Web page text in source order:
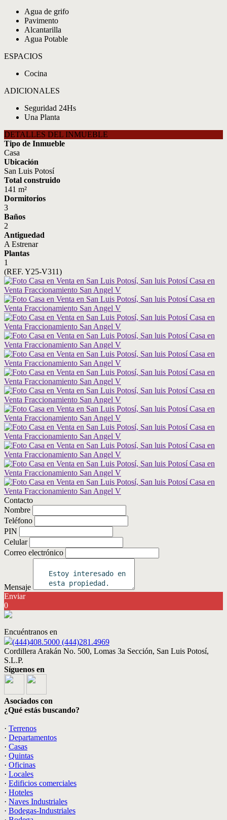
Agua de grifo
Pavimento
Alcantarilla
Agua Potable
ESPACIOS
Cocina
ADICIONALES
Seguridad 24Hs
Una Planta
DETALLES DEL INMUEBLE
Tipo de Inmueble
Casa
Ubicación
San Luis Potosí
Total construido
141 m²
Dormitorios
3
Baños
2
Antiguedad
A Estrenar
Plantas
1
(REF. Y25-V311)
Contacto
Nombre
Teléfono
PIN
Celular
Correo electrónico
Mensaje
Enviar
0
Encuéntranos en
(444)408.5000 (444)281.4969
Cordillera Arakán No. 500, Lomas 3a Sección, San Luis Potosí,
S.L.P.
Síguenos en
Asociados con
¿Qué estás buscando?
· Terrenos
· Departamentos
· Casas
· Quintas
· Oficinas
· Locales
· Edificios comerciales
· Hoteles
· Naves Industriales
· Bodegas-Industriales